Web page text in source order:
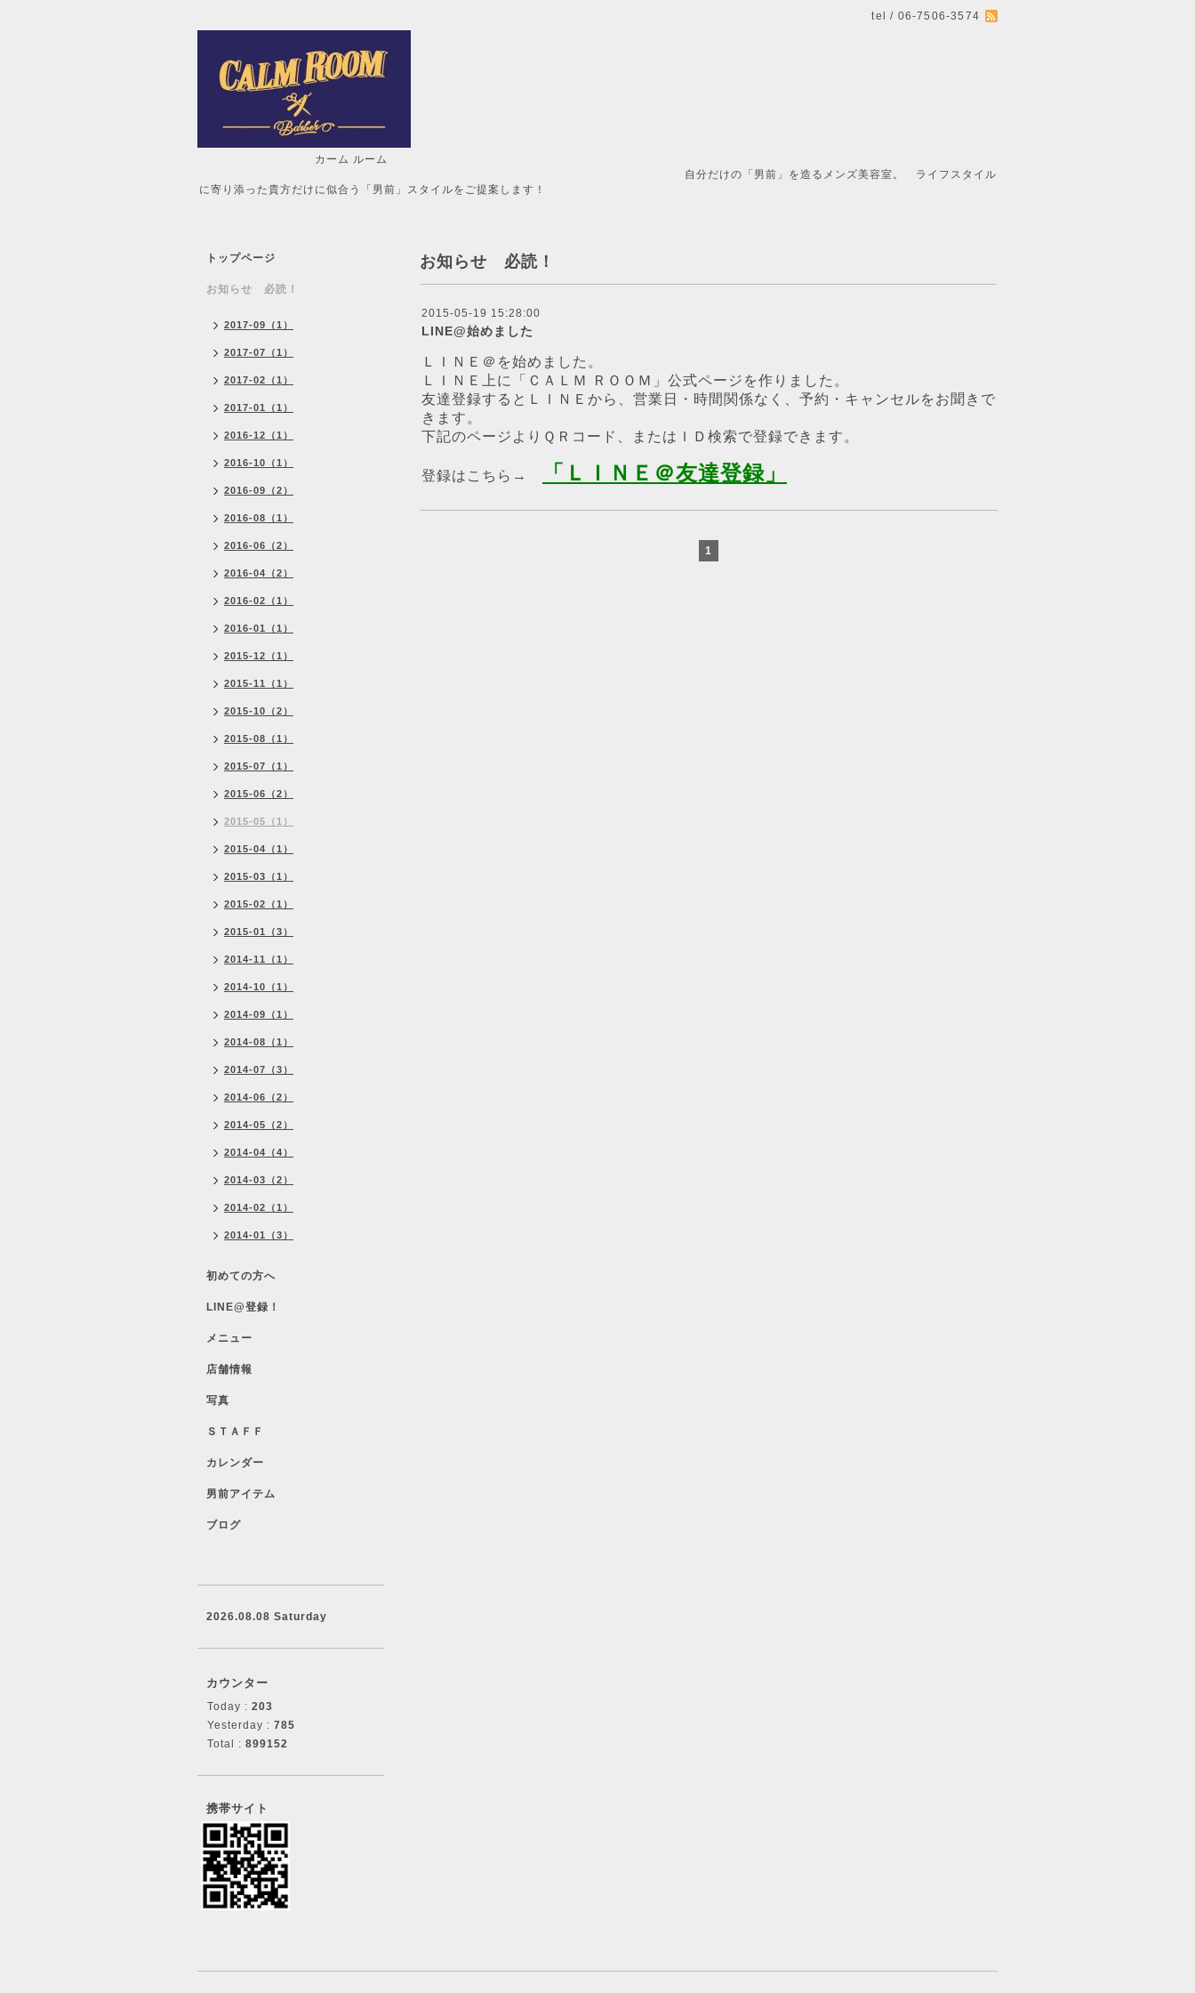
tel / 06-7506-3574
カーム ルーム
自分だけの「男前」を造るメンズ美容室。 ライフスタイル
に寄り添った貴方だけに似合う「男前」スタイルをご提案します！
お知らせ 必読！
2015-05-19 15:28:00
LINE@始めました
ＬＩＮＥ＠を始めました。
ＬＩＮＥ上に「ＣＡＬＭ ＲＯＯＭ」公式ページを作りました。
友達登録するとＬＩＮＥから、営業日・時間関係なく、予約・キャンセルをお聞きで
きます。
下記のページよりＱＲコード、またはＩＤ検索で登録できます。
登録はこちら→ 「ＬＩＮＥ＠友達登録」
1
トップページ
お知らせ 必読！
2017-09（1）
2017-07（1）
2017-02（1）
2017-01（1）
2016-12（1）
2016-10（1）
2016-09（2）
2016-08（1）
2016-06（2）
2016-04（2）
2016-02（1）
2016-01（1）
2015-12（1）
2015-11（1）
2015-10（2）
2015-08（1）
2015-07（1）
2015-06（2）
2015-05（1）
2015-04（1）
2015-03（1）
2015-02（1）
2015-01（3）
2014-11（1）
2014-10（1）
2014-09（1）
2014-08（1）
2014-07（3）
2014-06（2）
2014-05（2）
2014-04（4）
2014-03（2）
2014-02（1）
2014-01（3）
初めての方へ
LINE@登録！
メニュー
店舗情報
写真
ＳＴＡＦＦ
カレンダー
男前アイテム
ブログ
2026.08.08 Saturday
カウンター
Today : 203
Yesterday : 785
Total : 899152
携帯サイト